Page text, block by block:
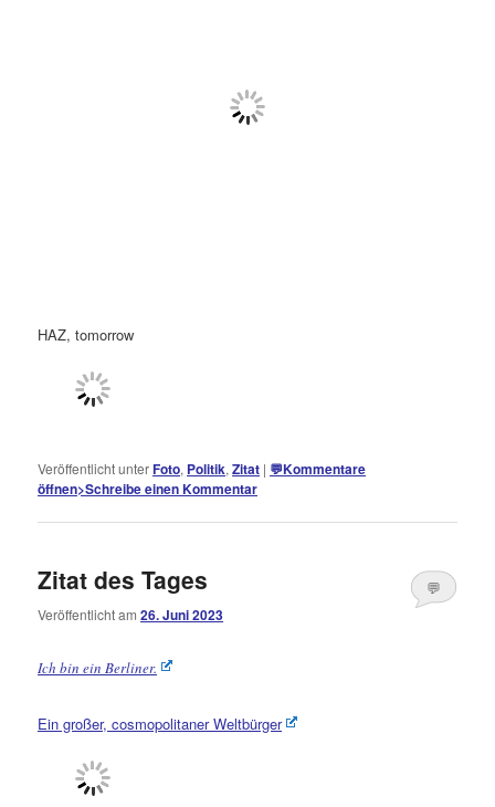
HAZ, tomorrow
Veröffentlicht unterFoto, Politik,Zitat | 💬Kommentare
öffnen>Schreibe einen Kommentar
Zitat des Tages
Veröffentlicht am26. Juni 2023
💬
Ich bin ein Berliner.
Ein großer, cosmopolitaner Weltbürger